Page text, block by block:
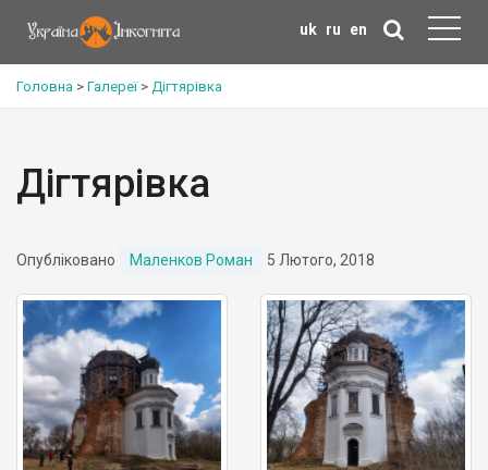
uk ru en
Головна > Галереї> Дігтярівка
Дігтярівка
Опубліковано Маленков Роман 5 Лютого, 2018